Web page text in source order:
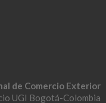
de Comercio Exterior
UGI Bogotá-Colombia